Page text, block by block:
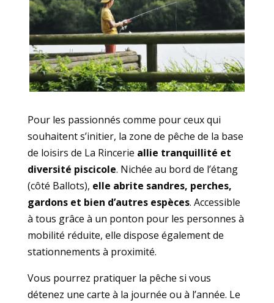
Pour les passionnés comme pour ceux qui
souhaitent s’initier, la zone de pêche de la base
de loisirs de La Rincerie allie tranquillité et
diversité piscicole. Nichée au bord de l’étang
(côté Ballots), elle abrite sandres, perches,
gardons et bien d’autres espèces. Accessible
à tous grâce à un ponton pour les personnes à
mobilité réduite, elle dispose également de
stationnements à proximité.
Vous pourrez pratiquer la pêche si vous
détenez une carte à la journée ou à l’année. Le